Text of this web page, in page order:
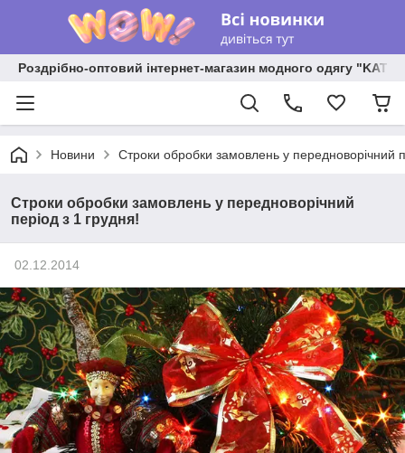
Роздрібно-оптовий інтернет-магазин модного одягу
Новини Строки обробки замовлень у передноворічний
Строки обробки замовлень у передноворічний
період з 1 грудня!
02.12.2014